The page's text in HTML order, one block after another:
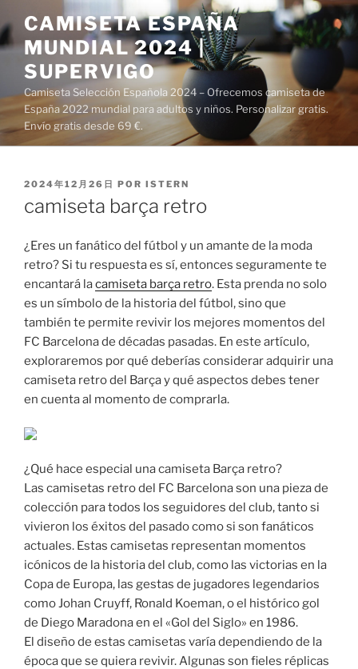
al
contenido
CAMISETA ESPAÑA
MUNDIAL 2024 |
SUPERVIGO
Camiseta Selección Española 2024 – Ofrecemos camiseta de
España 2022 mundial para adultos y niños. Personalizar gratis.
Envío gratis desde 69 €.
PUBLICADO
2024年12月26日 POR ISTERN
camiseta barça retro
¿Eres un fanático del fútbol y un amante de la moda
retro? Si tu respuesta es sí, entonces seguramente te
encantará lacamiseta barça retro. Esta prenda no solo
es un símbolo de la historia del fútbol, sino que
también te permite revivir los mejores momentos del
FC Barcelona de décadas pasadas. En este artículo,
exploraremos por qué deberías considerar adquirir una
camiseta retro del Barça y qué aspectos debes tener
en cuenta al momento de comprarla.
¿Qué hace especial una camiseta Barça retro?
Las camisetas retro del FC Barcelona son una pieza de
colección para todos los seguidores del club, tanto si
vivieron los éxitos del pasado como si son fanáticos
actuales. Estas camisetas representan momentos
icónicos de la historia del club, como las victorias en la
Copa de Europa, las gestas de jugadores legendarios
como Johan Cruyff, Ronald Koeman, o el histórico gol
de Diego Maradona en el «Gol del Siglo» en 1986.
El diseño de estas camisetas varía dependiendo de la
época que se quiera revivir. Algunas son fieles réplicas